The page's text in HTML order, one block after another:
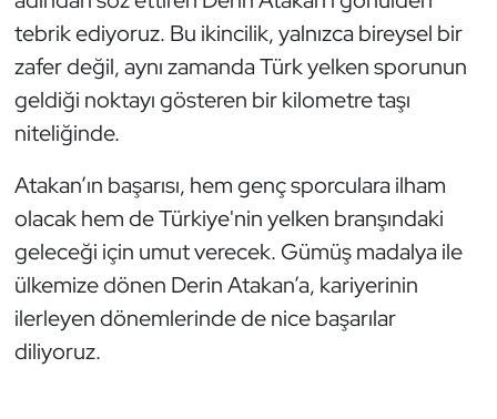
tebrik ediyoruz. Bu ikincilik, yalnızca bireysel bir
zafer değil, aynı zamanda Türk yelken sporunun
geldiği noktayı gösteren bir kilometre taşı
niteliğinde.
Atakan’ın başarısı, hem genç sporculara ilham
olacak hem de Türkiye'nin yelken branşındaki
geleceği için umut verecek. Gümüş madalya ile
ülkemize dönen Derin Atakan’a, kariyerinin
ilerleyen dönemlerinde de nice başarılar
diliyoruz.
Triatlon
Voleybol
Wushu Kungfu
Yelken
Yüzme